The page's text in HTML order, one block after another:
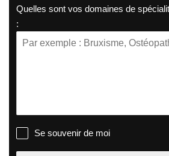
Quelles sont vos domaines de
:
Se souvenir de moi